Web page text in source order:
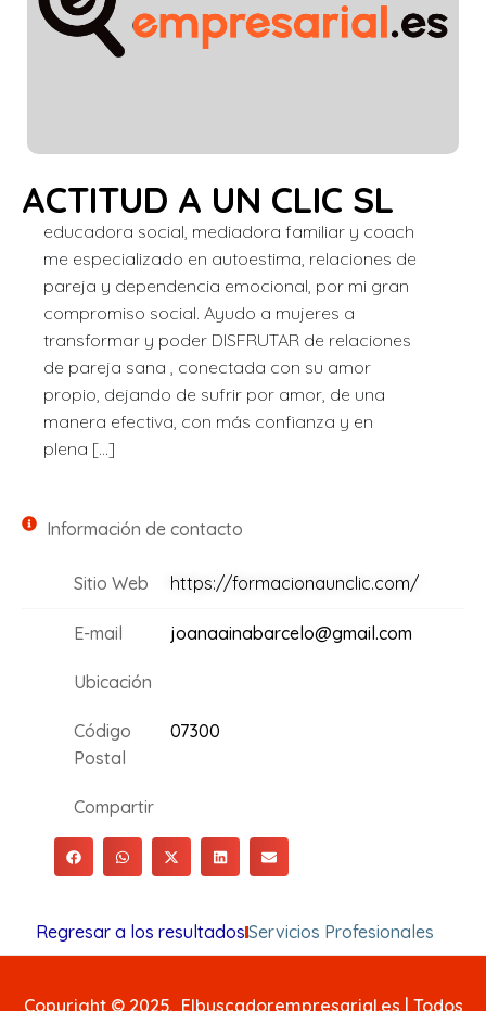
ACTITUD A UN CLIC SL
educadora social, mediadora familiar y coach
me especializado en autoestima, relaciones de
pareja y dependencia emocional, por mi gran
compromiso social. Ayudo a mujeres a
transformar y poder DISFRUTAR de relaciones
de pareja sana , conectada con su amor
propio, dejando de sufrir por amor, de una
manera efectiva, con más confianza y en
plena […]
Información de contacto
Sitio Web https://formacionaunclic.com/
E-mail joanaainabarcelo@gmail.com
Ubicación
Código
Postal
07300
Compartir
Regresar a los resultadosServicios Profesionales
Copyright © 2025. Elbuscadorempresarial.es | Todos